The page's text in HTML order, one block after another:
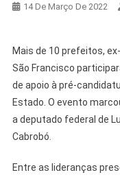
14 De Março De 2022
Mais de 10 prefeitos,
São Francisco
de apoio à pré-
Estado. O evento
a deputado federal de
Cabrobó.
Entre as lideranças